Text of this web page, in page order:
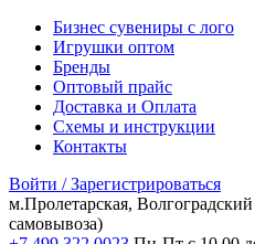
Бизнес сувениры с лого
Игрушки оптом
Бренды
Оптовый прайс
Доставка и Оплата
Схемы и инструкции
Контакты
Войти / Зарегистрироваться
м.Пролетарская,
самовывоза)